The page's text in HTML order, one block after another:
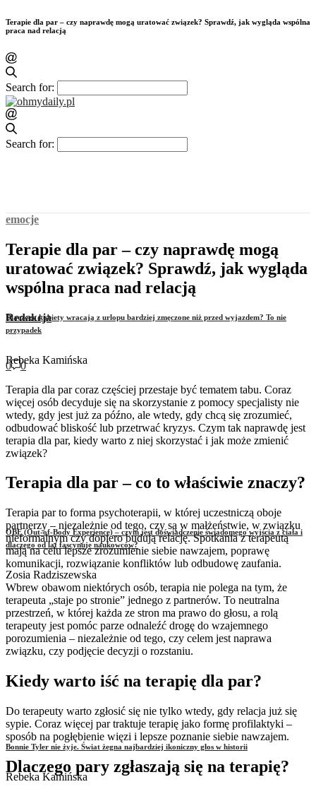
Terapie dla par – czy naprawdę mogą uratować związek? Sprawdź, jak wygląda wspólna
praca nad relacją
Search for:
Search for:
Dlaczego kobiety wracają z urlopu bardziej zmęczone niż przed wyjazdem? To nie
przypadek
Rebeka Kamińska
OBE (Out-of-Body Experience) – czym jest doświadczenie świadomego wyjścia z ciała i
dlaczego od lat fascynuje naukowców?
Zosia Radziszewska
Bonnie Tyler nie żyje. Świat żegna najbardziej ikoniczny głos w historii
Rebeka Kamińska
emocje
Terapie dla par – czy naprawdę mogą
uratować związek? Sprawdź, jak wygląda
wspólna praca nad relacją
Redakcja
0
0
Terapia dla par coraz częściej przestaje być tematem tabu. Coraz
więcej osób decyduje się na skorzystanie z pomocy specjalisty nie
wtedy, gdy jest już za późno, ale wtedy, gdy chcą się zrozumieć,
odbudować bliskość lub przetrwać kryzys. Czym tak naprawdę jest
terapia dla par, kiedy warto z niej skorzystać i jak może zmienić
związek?
Terapia dla par – co to właściwie znaczy?
Terapia par to forma psychoterapii, w której uczestniczą oboje
partnerzy – niezależnie od tego, czy są w małżeństwie, w związku
nieformalnym czy dopiero budują relację. Spotkania z terapeutą
mają na celu lepsze zrozumienie siebie nawzajem, poprawę
komunikacji, rozwiązanie konfliktów lub odbudowę zaufania.
Wbrew obawom niektórych osób, terapia nie polega na tym, że
terapeuta „staje po stronie” jednego z partnerów. To neutralna
przestrzeń, w której każda ze stron ma prawo do głosu, a rolą
terapeuty jest pomóc parze odnaleźć drogę do wzajemnego
porozumienia – niezależnie od tego, czy celem jest naprawa
związku, czy podjęcie decyzji o rozstaniu.
Kiedy warto iść na terapię dla par?
Do terapeuty warto zgłosić się nie tylko wtedy, gdy relacja już się
sypie. Coraz więcej par traktuje terapię jako formę profilaktyki –
sposób na pogłębienie więzi i lepsze poznanie siebie nawzajem.
Dlaczego pary zgłaszają się na terapię?